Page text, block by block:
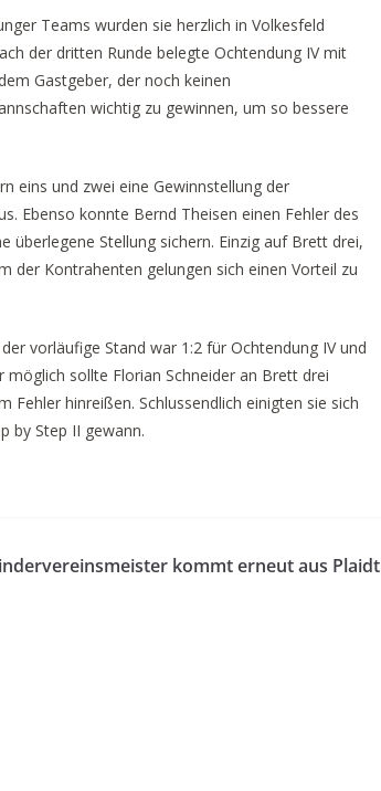
Teams wurden sie herzlich in Volkesfeld
der dritten Runde belegte Ochtendung IV mit
Gastgeber, der noch keinen
wichtig zu gewinnen, um so bessere
eins und zwei eine Gewinnstellung der
Ebenso konnte Bernd Theisen einen Fehler des
überlegene Stellung sichern. Einzig auf Brett drei,
der Kontrahenten gelungen sich einen Vorteil zu
vorläufige Stand war 1:2 für Ochtendung IV und
möglich sollte Florian Schneider an Brett drei
hinreißen. Schlussendlich einigten sie sich
by Step II gewann.
kommt erneut aus Plaidt